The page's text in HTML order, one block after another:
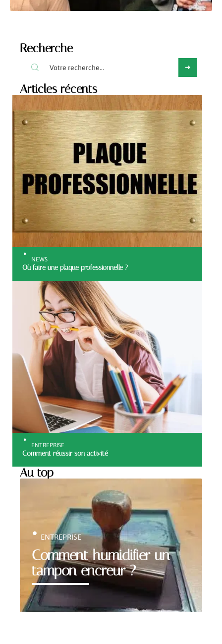
Recherche
Articles récents
NEWS
Où faire une plaque professionnelle ?
ENTREPRISE
Comment réussir son activité
Au top
Comment humidifier un
tampon encreur ?
ENTREPRISE